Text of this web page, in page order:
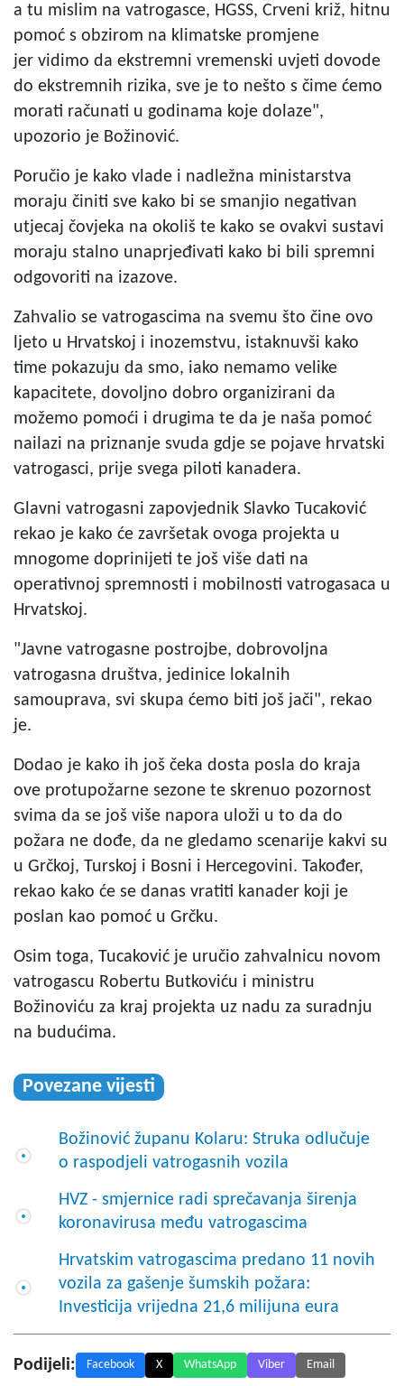
a tu mislim na vatrogasce, HGSS, Crveni križ, hitnu
pomoć s obzirom na klimatske promjene
jer vidimo da ekstremni vremenski uvjeti dovode
do ekstremnih rizika, sve je to nešto s čime ćemo
morati računati u godinama koje dolaze",
upozorio je Božinović.
Poručio je kako vlade i nadležna ministarstva
moraju činiti sve kako bi se smanjio negativan
utjecaj čovjeka na okoliš te kako se ovakvi sustavi
moraju stalno unaprjeđivati kako bi bili spremni
odgovoriti na izazove.
Zahvalio se vatrogascima na svemu što čine ovo
ljeto u Hrvatskoj i inozemstvu, istaknuvši kako
time pokazuju da smo, iako nemamo velike
kapacitete, dovoljno dobro organizirani da
možemo pomoći i drugima te da je naša pomoć
nailazi na priznanje svuda gdje se pojave hrvatski
vatrogasci, prije svega piloti kanadera.
Glavni vatrogasni zapovjednik Slavko Tucaković
rekao je kako će završetak ovoga projekta u
mnogome doprinijeti te još više dati na
operativnoj spremnosti i mobilnosti vatrogasaca u
Hrvatskoj.
"Javne vatrogasne postrojbe, dobrovoljna
vatrogasna društva, jedinice lokalnih
samouprava, svi skupa ćemo biti još jači", rekao
je.
Dodao je kako ih još čeka dosta posla do kraja
ove protupožarne sezone te skrenuo pozornost
svima da se još više napora uloži u to da do
požara ne dođe, da ne gledamo scenarije kakvi su
u Grčkoj, Turskoj i Bosni i Hercegovini. Također,
rekao kako će se danas vratiti kanader koji je
poslan kao pomoć u Grčku.
Osim toga, Tucaković je uručio zahvalnicu novom
vatrogascu Robertu Butkoviću i ministru
Božinoviću za kraj projekta uz nadu za suradnju
na budućima.
Povezane vijesti
Božinović županu Kolaru: Struka odlučuje
o raspodjeli vatrogasnih vozila
HVZ - smjernice radi sprečavanja širenja
koronavirusa među vatrogascima
Hrvatskim vatrogascima predano 11 novih
vozila za gašenje šumskih požara:
Investicija vrijedna 21,6 milijuna eura
Podijeli: Facebook X WhatsApp Viber Email